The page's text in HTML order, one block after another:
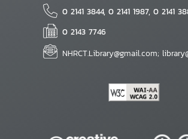
0 2141 3844, 0 2141 1987, 0 2141
0 2143 7746
NHRCT.Library@gmail.com;